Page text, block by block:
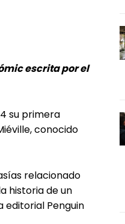
escrita por el
su primera
conocido
relacionado
historia de un
editorial Penguin